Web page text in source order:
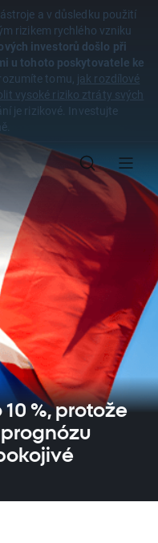
a v důsledku použití
rizikem rychlého vzniku
investorů došlo při
u tohoto poskytovatele ke
tomu, jak rozdílové
vysoké riziko ztráty svých
je rizikové. Investujte
%, protože